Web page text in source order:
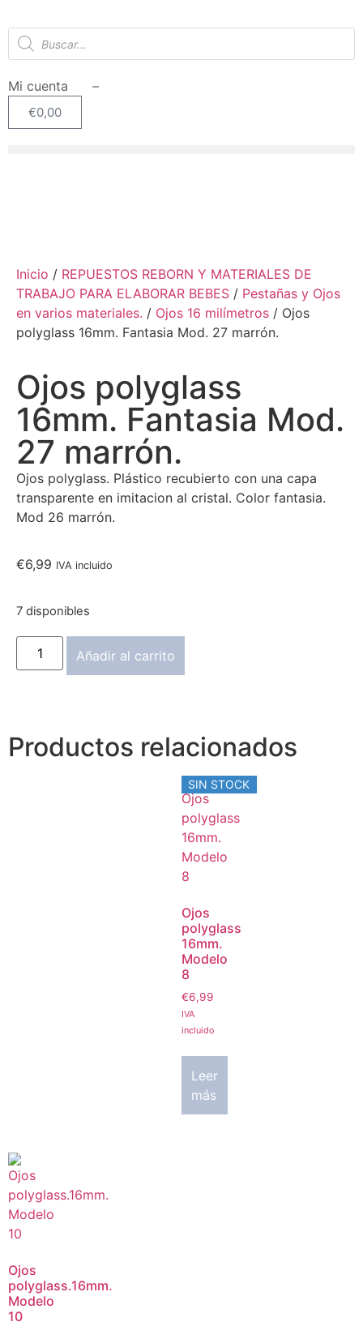
Mi cuenta –
€0,00
Inicio / REPUESTOS REBORN Y MATERIALES DE
TRABAJO PARA ELABORAR BEBES / Pestañas y Ojos
en varios materiales. / Ojos 16 milímetros / Ojos
polyglass 16mm. Fantasia Mod. 27 marrón.
Ojos polyglass
16mm. Fantasia Mod.
27 marrón.
Ojos polyglass. Plástico recubierto con una capa
transparente en imitacion al cristal. Color fantasia.
Mod 26 marrón.
€6,99 IVA incluido
7 disponibles
Añadir al carrito
Productos relacionados
SIN STOCK
Ojos
polyglass
16mm.
Modelo
8
€6,99
IVA
incluido
Leer
más
Ojos
polyglass.16mm.
Modelo
10